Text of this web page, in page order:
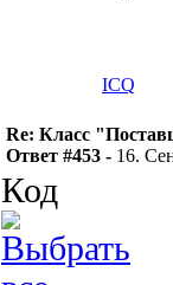
ICQ
Re: Класс
Ответ #453 - 16.
Код